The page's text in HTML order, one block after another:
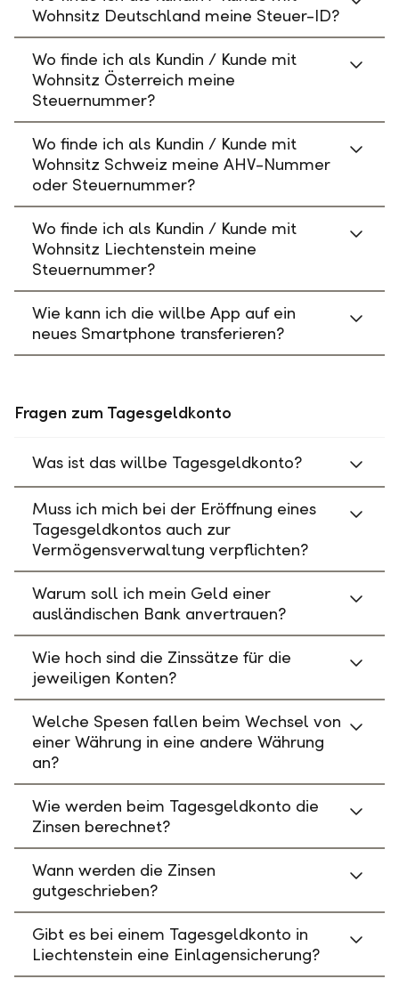
Wohnsitz Deutschland meine Steuer-ID?
Wo finde ich als Kundin / Kunde mit
Wohnsitz Österreich meine
Steuernummer?
Wo finde ich als Kundin / Kunde mit
Wohnsitz Schweiz meine AHV-Nummer
oder Steuernummer?
Wo finde ich als Kundin / Kunde mit
Wohnsitz Liechtenstein meine
Steuernummer?
Wie kann ich die willbe App auf ein
neues Smartphone transferieren?
Fragen zum Tagesgeldkonto
Was ist das willbe Tagesgeldkonto?
Muss ich mich bei der Eröffnung eines
Tagesgeldkontos auch zur
Vermögensverwaltung verpflichten?
Warum soll ich mein Geld einer
ausländischen Bank anvertrauen?
Wie hoch sind die Zinssätze für die
jeweiligen Konten?
Welche Spesen fallen beim Wechsel von
einer Währung in eine andere Währung
an?
Wie werden beim Tagesgeldkonto die
Zinsen berechnet?
Wann werden die Zinsen
gutgeschrieben?
Gibt es bei einem Tagesgeldkonto in
Liechtenstein eine Einlagensicherung?